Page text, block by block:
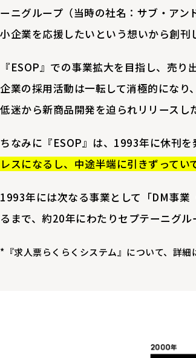
ーニグループ（当時の社名：サブ・ア
小企業を応援したいという想いから創刊
『ESOP』での事業拡大を目指し、売り
企業の採用活動は一転して消極的にな
低迷から新商品開発を迫られリリースし
ちなみに『ESOP』は、1993年に休刊
レスになるし、中途半端に引きずってい
1993年には次なる事業として「DM事
るまで、約20年にわたりセプテーニグル
*『求人票らくらくシステム』について、詳